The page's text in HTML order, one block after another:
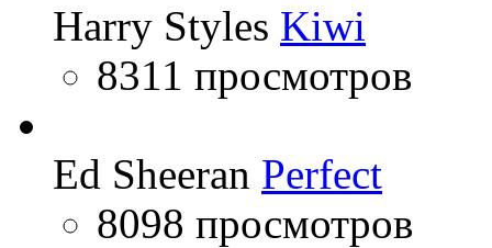
Harry Styles Kiwi
8311 просмотров
Ed Sheeran Perfect
8098 просмотров